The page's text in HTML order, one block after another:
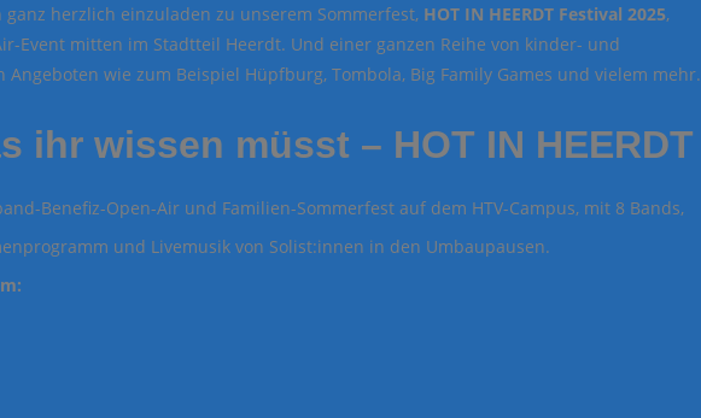
herzlich einzuladen zu unserem Sommerfest, HOT IN HEERDT Festival 2025,
Event mitten im Stadtteil Heerdt. Und einer ganzen Reihe von kinder- und
wie zum Beispiel Hüpfburg, Tombola, Big Family Games und vielem mehr.
ihr wissen müsst – HOT IN HEERDT
Benefiz-Open-Air und Familien-Sommerfest auf dem HTV-Campus, mit 8 Bands,
und Livemusik von Solist:innen in den Umbaupausen.